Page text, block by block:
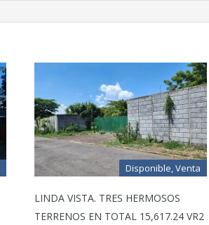
Disponible, Venta
LINDA VISTA. TRES HERMOSOS
TERRENOS EN TOTAL 15,617.24 VR2